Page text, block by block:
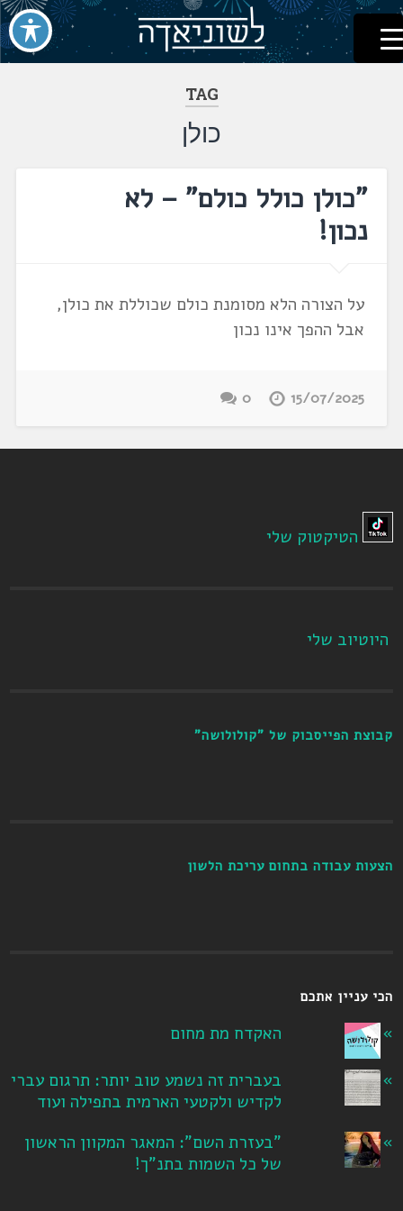
דלג
לתוכן
לשוניאדה
עברית. לשון. שפה
TAG
כולן
"כולן כולל כולם" – לא
נכון!
על הצורה הלא מסומנת כולם שכוללת את כולן,
אבל ההפך אינו נכון
15/07/2025
0
הטיקטוק שלי
היוטיוב שלי
קבוצת הפייסבוק של "קולולושה"
הצעות עבודה בתחום עריכת הלשון
הכי עניין אתכם
האקדח מת מחום
בעברית זה נשמע טוב יותר: תרגום עברי
לקדיש ולקטעי הארמית בתפילה ועוד
"בעזרת השם": המאגר המקוון הראשון
של כל השמות בתנ"ך!